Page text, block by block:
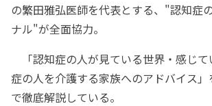
の繁田雅弘医師を代表とする、"認知症
ナル"が全面協力。
「認知症の人が見ている世界・感じ
症の人を介護する家族へのアドバイス
で徹底解説している。